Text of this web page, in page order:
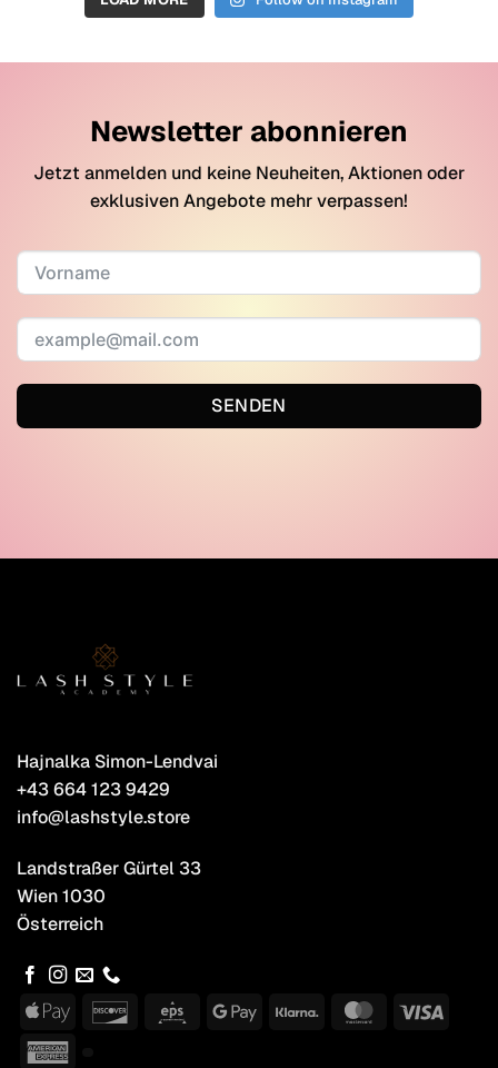
Newsletter abonnieren
Jetzt anmelden und keine Neuheiten, Aktionen oder
exklusiven Angebote mehr verpassen!
SENDEN
Hajnalka Simon-Lendvai
+43 664 123 9429
info@lashstyle.store
Landstraßer Gürtel 33
Wien 1030
Österreich
Apple
Discover Eps
GoogleKlarna MasterCard
Visa